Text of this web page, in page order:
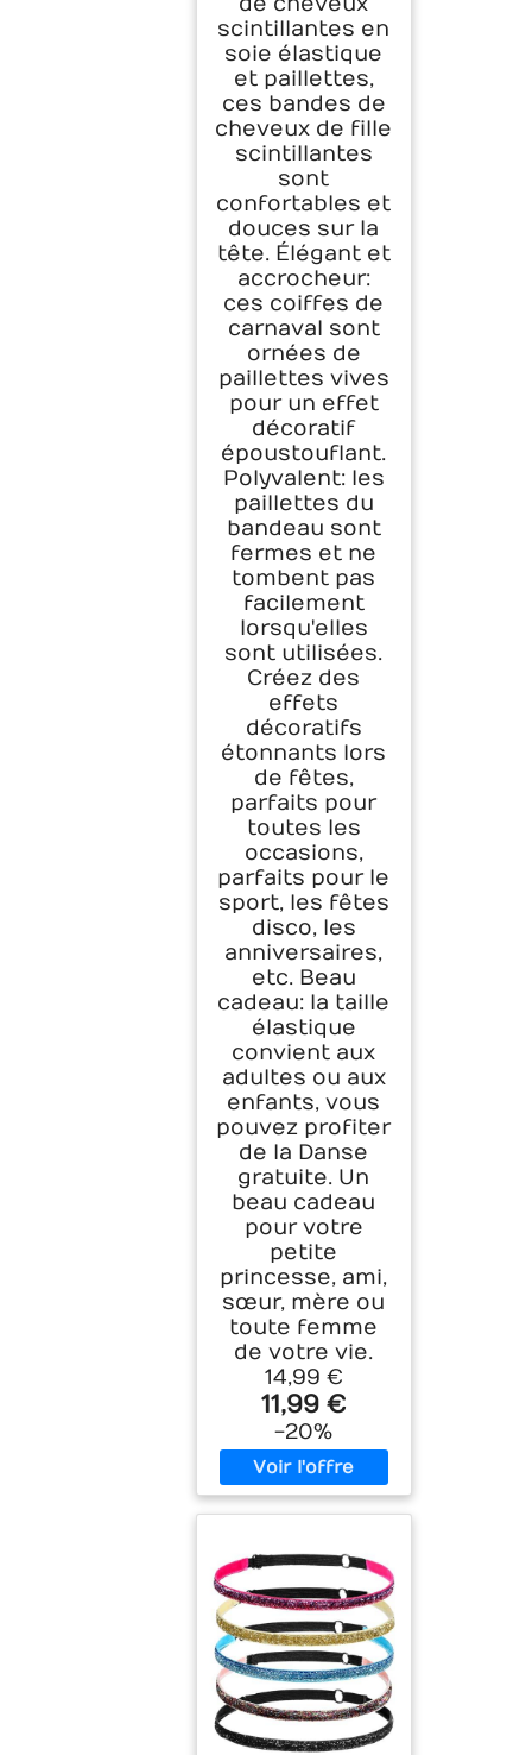
scintillantes en
soie élastique
et paillettes,
ces bandes de
cheveux de fille
scintillantes
sont
confortables et
douces sur la
tête. Élégant et
accrocheur:
ces coiffes de
carnaval sont
ornées de
paillettes vives
pour un effet
décoratif
époustouflant.
Polyvalent: les
paillettes du
bandeau sont
fermes et ne
tombent pas
facilement
lorsqu'elles
sont utilisées.
Créez des
effets
décoratifs
étonnants lors
de fêtes,
parfaits pour
toutes les
occasions,
parfaits pour le
sport, les fêtes
disco, les
anniversaires,
etc. Beau
cadeau: la taille
élastique
convient aux
adultes ou aux
enfants, vous
pouvez profiter
de la Danse
gratuite. Un
beau cadeau
pour votre
petite
princesse, ami,
sœur, mère ou
toute femme
de votre vie.
14,99 €
11,99 €
-20%